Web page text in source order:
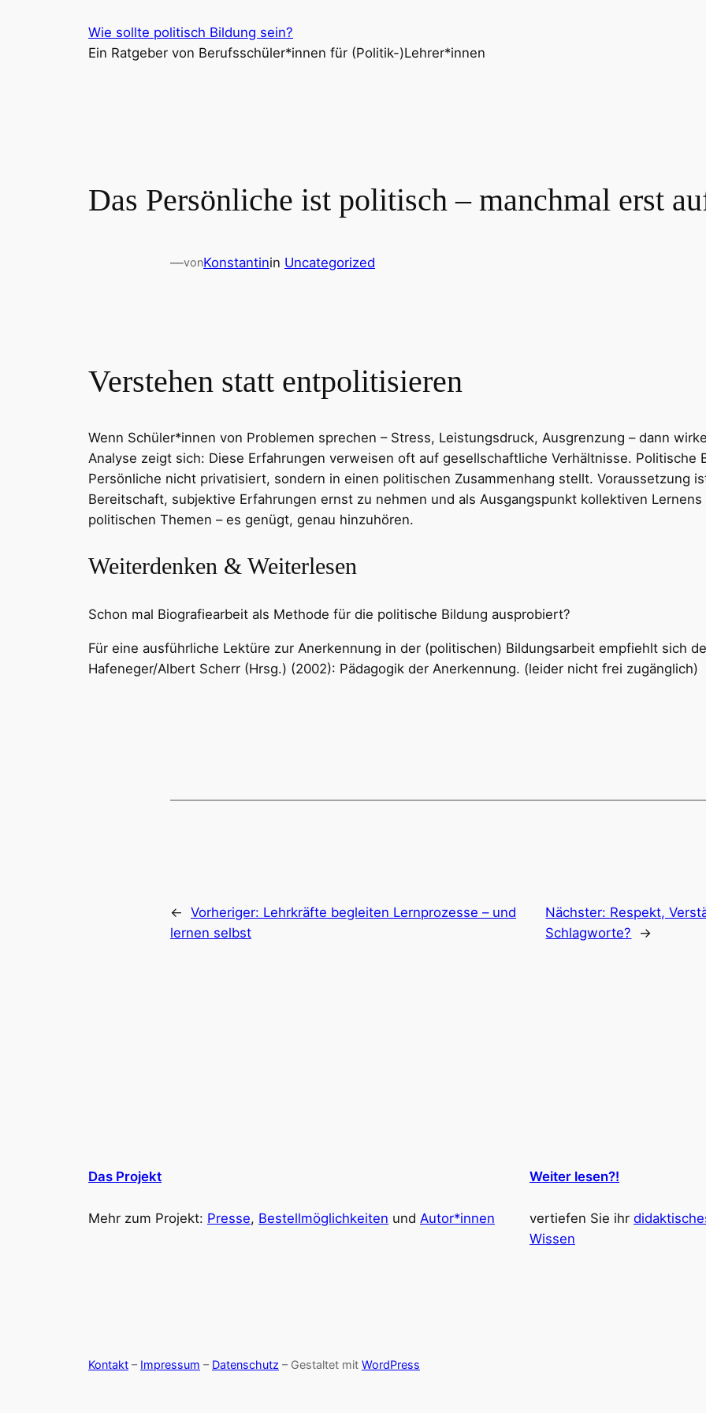
Wie sollte politisch Bildung sein?
Ein Ratgeber von Berufsschüler*innen für (Politik-)Lehrer*innen
Das Persönliche ist politisch – manchmal erst
—vonKonstantinin Uncategorized
Verstehen statt entpolitisieren
Wenn Schüler*innen von Problemen sprechen – Stress, Leistungsdruck, Ausgrenzung – dann
Analyse zeigt sich: Diese Erfahrungen verweisen oft auf gesellschaftliche Verhältnisse. Politische
Persönliche nicht privatisiert, sondern in einen politischen Zusammenhang stellt. Voraussetzung
Bereitschaft, subjektive Erfahrungen ernst zu nehmen und als Ausgangspunkt kollektiven Lernens
politischen Themen – es genügt, genau hinzuhören.
Weiterdenken & Weiterlesen
Schon mal Biografiearbeit als Methode für die politische Bildung ausprobiert?
Für eine ausführliche Lektüre zur Anerkennung in der (politischen) Bildungsarbeit empfiehlt sich
Hafeneger/Albert Scherr (Hrsg.) (2002): Pädagogik der Anerkennung. (leider nicht frei zugänglich)
← Vorheriger: Lehrkräfte begleiten Lernprozesse – und
lernen selbst
Nächster: Respekt,
Schlagworte?
→
Das Projekt
Mehr zum Projekt: Presse, Bestellmöglichkeiten und Autor*innen
Weiter lesen?!
vertiefen Sie ihr
Wissen
Kontakt – Impressum – Datenschutz – Gestaltet mit WordPress